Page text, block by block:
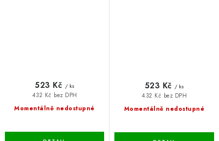
Momentálně nedostupné
432 Kč bez DPH
523 Kč / ks
Momentálně nedostupné
432 Kč bez DPH
523 Kč / ks